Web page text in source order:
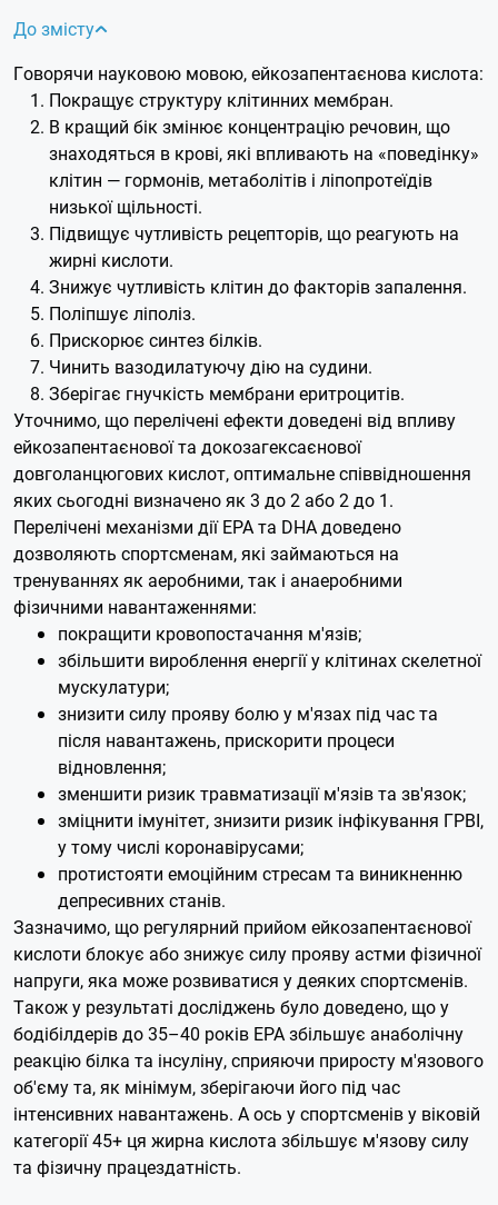
До змісту
Говорячи науковою мовою, ейкозапентаєнова кислота:
Покращує структуру клітинних мембран.
В кращий бік змінює концентрацію речовин, що
знаходяться в крові, які впливають на «поведінку»
клітин — гормонів, метаболітів і ліпопротеїдів
низької щільності.
Підвищує чутливість рецепторів, що реагують на
жирні кислоти.
Знижує чутливість клітин до факторів запалення.
Поліпшує ліполіз.
Прискорює синтез білків.
Чинить вазодилатуючу дію на судини.
Зберігає гнучкість мембрани еритроцитів.
Уточнимо, що перелічені ефекти доведені від впливу
ейкозапентаєнової та докозагексаєнової
довголанцюгових кислот, оптимальне співвідношення
яких сьогодні визначено як 3 до 2 або 2 до 1.
Перелічені механізми дії EPA та DHA доведено
дозволяють спортсменам, які займаються на
тренуваннях як аеробними, так і анаеробними
фізичними навантаженнями:
покращити кровопостачання м'язів;
збільшити вироблення енергії у клітинах скелетної
мускулатури;
знизити силу прояву болю у м'язах під час та
після навантажень, прискорити процеси
відновлення;
зменшити ризик травматизації м'язів та зв'язок;
зміцнити імунітет, знизити ризик інфікування ГРВІ,
у тому числі коронавірусами;
протистояти емоційним стресам та виникненню
депресивних станів.
Зазначимо, що регулярний прийом ейкозапентаєнової
кислоти блокує або знижує силу прояву астми фізичної
напруги, яка може розвиватися у деяких спортсменів.
Також у результаті досліджень було доведено, що у
бодібілдерів до 35–40 років EPA збільшує анаболічну
реакцію білка та інсуліну, сприяючи приросту м'язового
об'єму та, як мінімум, зберігаючи його під час
інтенсивних навантажень. А ось у спортсменів у віковій
категорії 45+ ця жирна кислота збільшує м'язову силу
та фізичну працездатність.